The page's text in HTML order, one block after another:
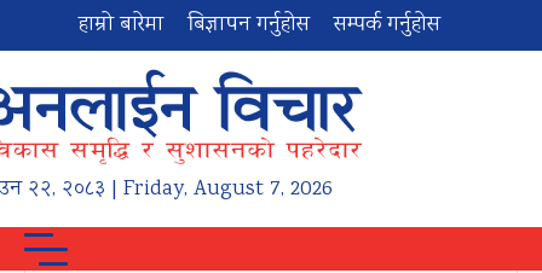
हाम्रो बारेमा बिज्ञापन गर्नुहोस सम्पर्क गर्नुहोस
२२, २०८३ | Friday, August 7, 2026